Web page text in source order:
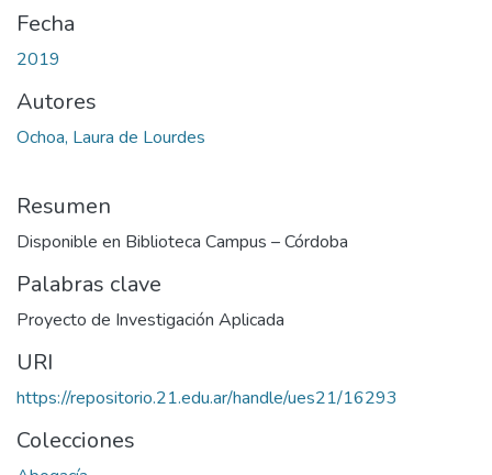
Fecha
2019
Autores
Ochoa, Laura de Lourdes
Resumen
Disponible en Biblioteca Campus – Córdoba
Palabras clave
Proyecto de Investigación Aplicada
URI
https://repositorio.21.edu.ar/handle/ues21/16293
Colecciones